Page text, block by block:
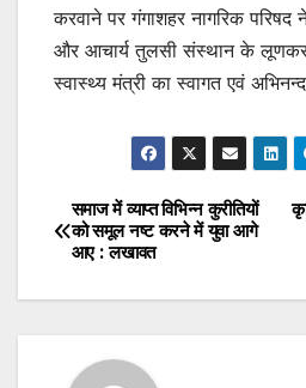
करवाने पर गंगाशहर नागरिक
और आचार्य तुलसी संस्थान के
स्वास्थ्य मंत्री का स्वागत एवं
Post
navigation
समाज में व्याप्त विभिन्न कुरीतियों
को समूल नष्ट करने में युवा आगे
आए : लखावत